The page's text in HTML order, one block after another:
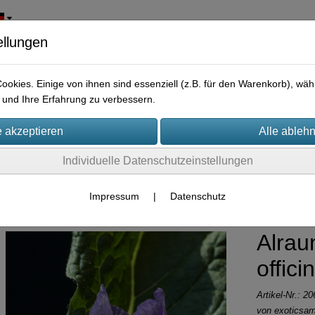
Artikel-Nr.:
von
Einige von ihnen sind essenziell (z.B. für den Warenkorb),
Ihre Erfahrung zu verbessern.
Individuelle Datenschutzeinstellungen
Impressum | Datenschutz